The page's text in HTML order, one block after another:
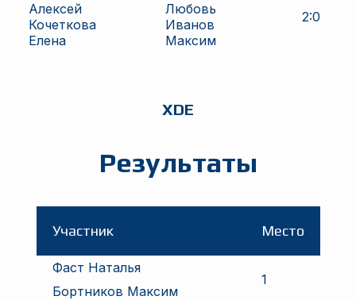
Алексей
Кочеткова
Елена
Любовь
Иванов
Максим
2:0
XDE
Результаты
Участник Место
Фаст Наталья
1
Бортников Максим